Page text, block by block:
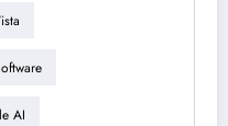
AI